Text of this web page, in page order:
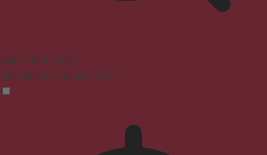
Seizure Safe Profile
Clear flashes & reduces color